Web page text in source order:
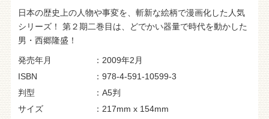
日本の歴史上の人物や事変を、斬新な絵柄で漫画化した人気
シリーズ！ 第２期二巻目は、どでかい器量で時代を動かした
男・西郷隆盛！
発売年月
2009年2月
ISBN
978-4-591-10599-3
判型
A5判
サイズ
217mm x 154mm